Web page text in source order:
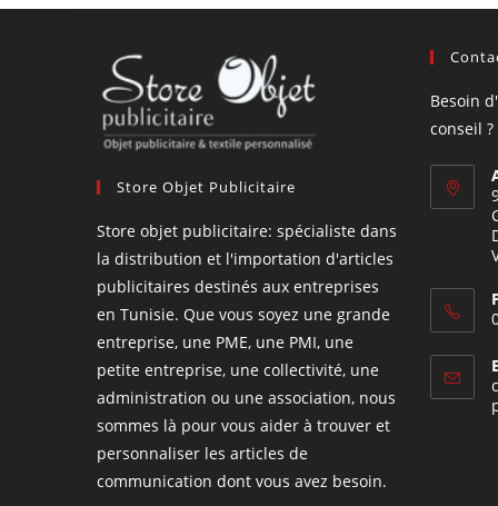
Store Objet Publicitaire
Store objet publicitaire: spécialiste dans
la distribution et l'importation d'articles
publicitaires destinés aux entreprises
en Tunisie. Que vous soyez une grande
entreprise, une PME, une PMI, une
petite entreprise, une collectivité, une
administration ou une association, nous
sommes là pour vous aider à trouver et
personnaliser les articles de
communication dont vous avez besoin.
Besoin
conseil